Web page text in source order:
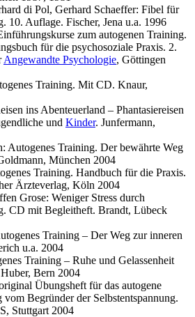
di Pol, Gerhard Schaeffer: Fibel für
10. Auflage. Fischer, Jena u.a. 1996
zum autogenen Training.
für die psychosoziale Praxis. 2.
Angewandte Psychologie, Göttingen
Training. Mit CD. Knaur,
ins Abenteuerland – Phantasiereisen
und Kinder. Junfermann,
Autogenes Training. Der bewährte Weg
München 2004
Training. Handbuch für die Praxis.
Ärzteverlag, Köln 2004
Grose: Weniger Stress durch
CD mit Begleitheft. Brandt, Lübeck
Training – Der Weg zur inneren
u.a. 2004
Training – Ruhe und Gelassenheit
Bern 2004
Übungsheft für das autogene
Begründer der Selbstentspannung.
Stuttgart 2004